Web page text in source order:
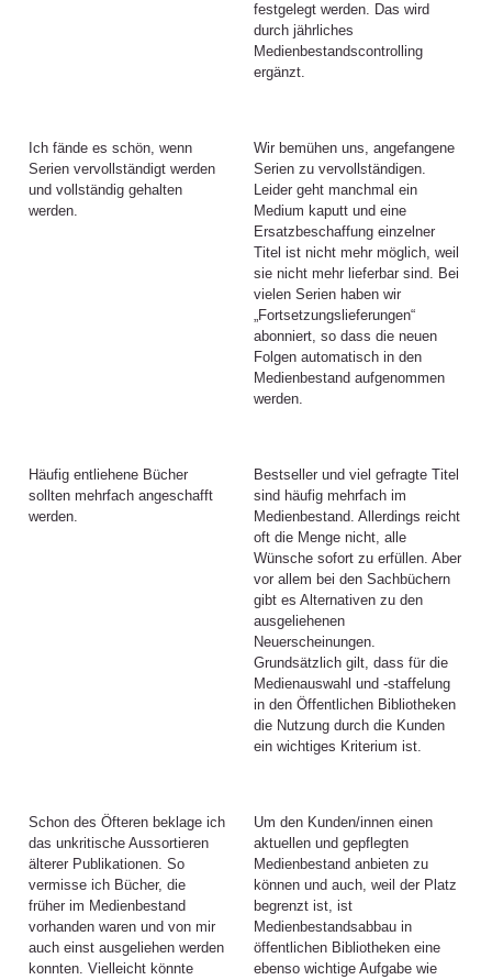
festgelegt werden. Das wird
durch jährliches
Medienbestandscontrolling
ergänzt.
Ich fände es schön, wenn
Serien vervollständigt werden
und vollständig gehalten
werden.
Wir bemühen uns, angefangene
Serien zu vervollständigen.
Leider geht manchmal ein
Medium kaputt und eine
Ersatzbeschaffung einzelner
Titel ist nicht mehr möglich, weil
sie nicht mehr lieferbar sind. Bei
vielen Serien haben wir
„Fortsetzungslieferungen“
abonniert, so dass die neuen
Folgen automatisch in den
Medienbestand aufgenommen
werden.
Häufig entliehene Bücher
sollten mehrfach angeschafft
werden.
Bestseller und viel gefragte Titel
sind häufig mehrfach im
Medienbestand. Allerdings reicht
oft die Menge nicht, alle
Wünsche sofort zu erfüllen. Aber
vor allem bei den Sachbüchern
gibt es Alternativen zu den
ausgeliehenen
Neuerscheinungen.
Grundsätzlich gilt, dass für die
Medienauswahl und -staffelung
in den Öffentlichen Bibliotheken
die Nutzung durch die Kunden
ein wichtiges Kriterium ist.
Schon des Öfteren beklage ich
das unkritische Aussortieren
älterer Publikationen. So
vermisse ich Bücher, die
früher im Medienbestand
vorhanden waren und von mir
auch einst ausgeliehen werden
konnten. Vielleicht könnte
Um den Kunden/innen einen
aktuellen und gepflegten
Medienbestand anbieten zu
können und auch, weil der Platz
begrenzt ist, ist
Medienbestandsabbau in
öffentlichen Bibliotheken eine
ebenso wichtige Aufgabe wie